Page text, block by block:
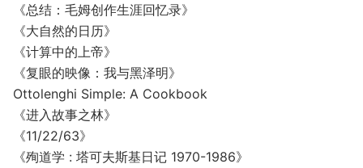
《总结：毛姆创作生涯回忆录》
《大自然的日历》
《计算中的上帝》
《复眼的映像：我与黑泽明》
Ottolenghi Simple: A Cookbook
《进入故事之林》
《11/22/63》
《殉道学 : 塔可夫斯基日记 1970-1986》